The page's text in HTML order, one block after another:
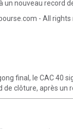
nouveau record
- All rights
final, le CAC 40
clôture, après un